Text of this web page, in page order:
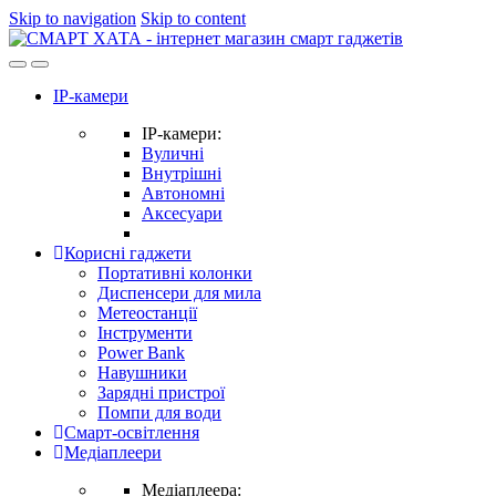
Skip to navigation Skip to content
IP-камери
IP-камери:
Вуличні
Внутрішні
Автономні
Аксесуари
Корисні гаджети
Портативні колонки
Диспенсери для мила
Метеостанції
Інструменти
Power Bank
Навушники
Зарядні пристрої
Помпи для води
Смарт-освітлення
Медіаплеери
Медіаплеера: